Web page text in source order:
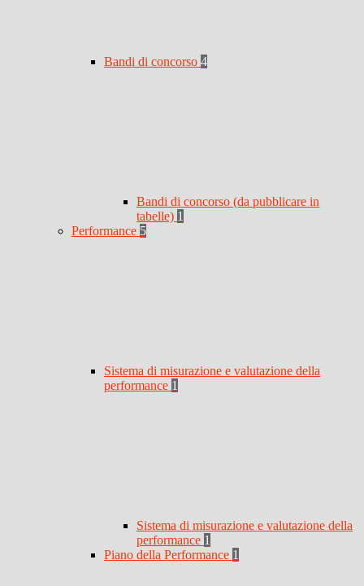
Bandi di concorso 4
Bandi di concorso (da pubblicare in
tabelle) 1
Performance 5
Sistema di misurazione e valutazione della
performance 1
Sistema di misurazione e valutazione della
performance 1
Piano della Performance 1